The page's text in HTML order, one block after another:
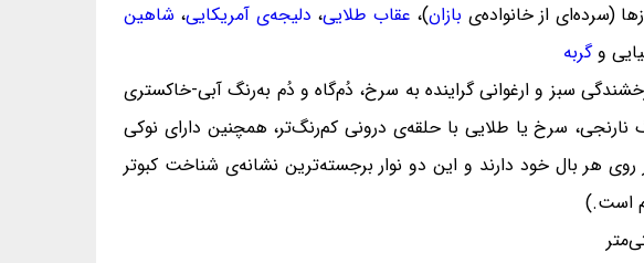
(سرده‌ای از خانواده‌ی بازان)، عقاب طلایی، دلیجه‌ی آمریکایی، شاهین
وگربه
سبز و ارغوانی گراینده به سرخ، دُم‌گاه و دُم به‌رنگ آبی-خاکستری
نارنجی، سرخ یا طلایی با حلقه‌ی درونی کم‌رنگ‌تر، همچنین دارای نوکی
هر بال خود دارند و این دو نوار برجسته‌ترین نشانه‌ی شناخت کبوتر
است.)